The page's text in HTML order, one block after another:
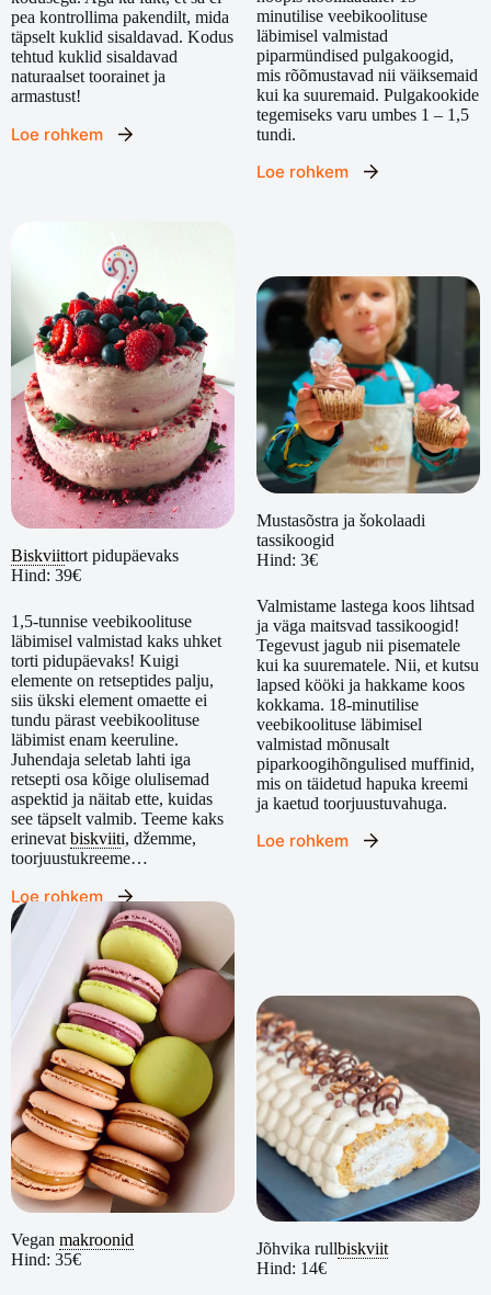
pea kontrollima pakendilt, mida
täpselt kuklid sisaldavad. Kodus
tehtud kuklid sisaldavad
naturaalset toorainet ja
armastust!
Loe rohkem
minutilise veebikoolituse
läbimisel valmistad
piparmündised pulgakoogid,
mis rõõmustavad nii väiksemaid
kui ka suuremaid. Pulgakookide
tegemiseks varu umbes 1 – 1,5
tundi.
Loe rohkem
Biskviittort pidupäevaks
Hind: 39€
1,5-tunnise veebikoolituse
läbimisel valmistad kaks uhket
torti pidupäevaks! Kuigi
elemente on retseptides palju,
siis ükski element omaette ei
tundu pärast veebikoolituse
läbimist enam keeruline.
Juhendaja seletab lahti iga
retsepti osa kõige olulisemad
aspektid ja näitab ette, kuidas
see täpselt valmib. Teeme kaks
erinevat biskviiti, džemme,
toorjuustukreeme…
Loe rohkem
Mustasõstra ja šokolaadi
tassikoogid
Hind: 3€
Valmistame lastega koos lihtsad
ja väga maitsvad tassikoogid!
Tegevust jagub nii pisematele
kui ka suurematele. Nii, et kutsu
lapsed kööki ja hakkame koos
kokkama. 18-minutilise
veebikoolituse läbimisel
valmistad mõnusalt
piparkoogihõngulised muffinid,
mis on täidetud hapuka kreemi
ja kaetud toorjuustuvahuga.
Loe rohkem
Vegan makroonid
Hind: 35€
Jõhvika rullbiskviit
Hind: 14€